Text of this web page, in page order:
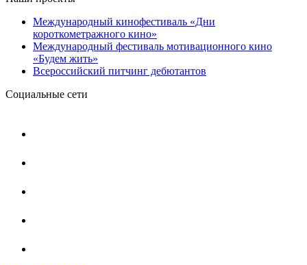
Международный кинофестиваль «Дни
короткометражного кино»
Международный фестиваль мотивационного кино
«Будем жить»
Всероссийский питчинг дебютантов
Социальные сети